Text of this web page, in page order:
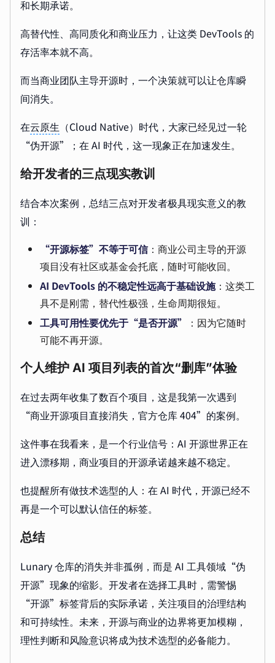
和长期承诺。
高替代性、高同质化和商业压力，让这类 DevTools 的
存活率本就不高。
而当商业团队主导开源时，一个决策就可以让仓库瞬
间消失。
在云原生 （Cloud Native）时代，大家已经见过一轮
“伪开源”；在 AI 时代，这一现象正在加速发生。
给开发者的三点现实教训
结合本次案例，总结三点对开发者极具现实意义的教
训：
“开源标签”不等于可信：商业公司主导的开源
项目没有社区或基金会托底，随时可能收回。
AI DevTools 的不稳定性远高于基础设施：这类工
具不是刚需，替代性极强，生命周期很短。
工具可用性要优先于“是否开源”
：因为它随时
可能不再开源。
个人维护 AI 项目列表的首次“删库”体验
在过去两年收集了数百个项目，这是我第一次遇到
“商业开源项目直接消失，官方仓库 404”的案例。
这件事在我看来，是一个行业信号：AI 开源世界正在
进入漂移期，商业项目的开源承诺越来越不稳定。
也提醒所有做技术选型的人：在 AI 时代，开源已经不
再是一个可以默认信任的标签。
总结
Lunary 仓库的消失并非孤例，而是 AI 工具领域“伪
开源”现象的缩影。开发者在选择工具时，需警惕
“开源”标签背后的实际承诺，关注项目的治理结构
和可持续性。未来，开源与商业的边界将更加模糊，
理性判断和风险意识将成为技术选型的必备能力。